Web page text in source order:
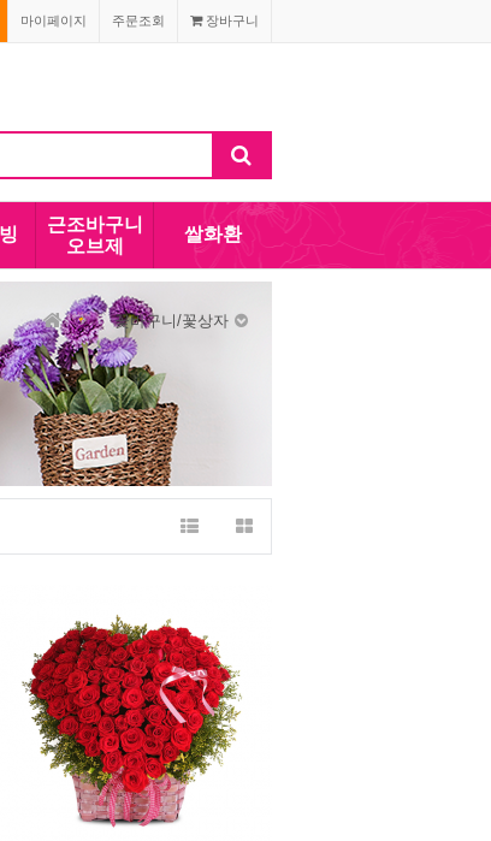
장바구니
주문조회
마이페이지
근조바구니
오브제
쌀화환
꽃바구니/꽃상자